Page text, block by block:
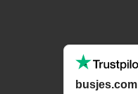
busjes.com